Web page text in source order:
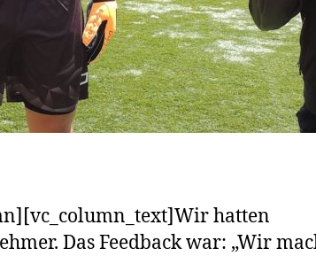
hatten
Das Feedback war: „Wir